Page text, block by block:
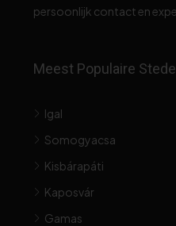
persoonlijk contact en
Meest Populaire
Igal
Somogyacsa
Kisbárapáti
Kaposvár
Gamas